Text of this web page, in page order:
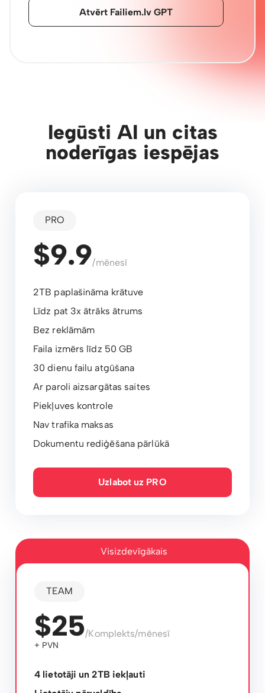
Atvērt Failiem.lv GPT
Iegūsti AI un citas
noderīgas iespējas
PRO
$9.9/mēnesī
2TB paplašināma krātuve
Līdz pat 3x ātrāks ātrums
Bez reklāmām
Faila izmērs līdz 50 GB
30 dienu failu atgūšana
Ar paroli aizsargātas saites
Piekļuves kontrole
Nav trafika maksas
Dokumentu rediģēšana pārlūkā
Uzlabot uz PRO
Visizdevīgākais
TEAM
$25/Komplekts/mēnesī
+ PVN
4 lietotāji un 2TB iekļauti